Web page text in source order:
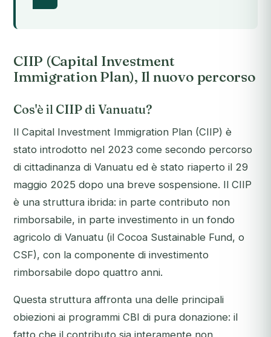
CIIP (Capital Investment
Immigration Plan), Il nuovo percorso
Cos'è il CIIP di Vanuatu?
Il Capital Investment Immigration Plan (CIIP) è
stato introdotto nel 2023 come secondo percorso
di cittadinanza di Vanuatu ed è stato riaperto il 29
maggio 2025 dopo una breve sospensione. Il CIIP
è una struttura ibrida: in parte contributo non
rimborsabile, in parte investimento in un fondo
agricolo di Vanuatu (il Cocoa Sustainable Fund, o
CSF), con la componente di investimento
rimborsabile dopo quattro anni.
Questa struttura affronta una delle principali
obiezioni ai programmi CBI di pura donazione: il
fatto che il contributo sia interamente non